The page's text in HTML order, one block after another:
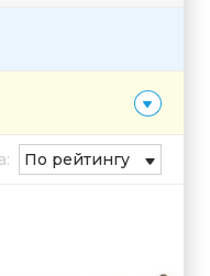
По рейтингу